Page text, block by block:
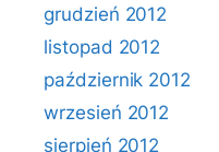
grudzień 2012
listopad 2012
październik 2012
wrzesień 2012
sierpień 2012